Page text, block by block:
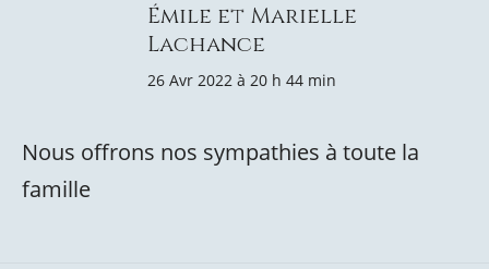
Émile et Marielle
Lachance
26 Avr 2022 à 20 h 44 min
Nous offrons nos sympathies à toute la
famille